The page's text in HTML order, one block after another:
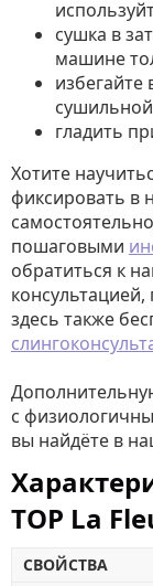
сушка в
машине
избегайте
гладить
Хотите
фиксировать в
пошаговыми
обратиться к
консультацией,
здесь также
с
вы найдёте в
TOP La
СВОЙСТВА